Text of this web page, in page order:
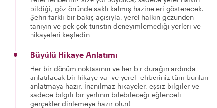
bildiği, göz önünde saklı kalmış hazineleri gösterecek.
Şehri farklı bir bakış açısıyla, yerel halkın gözünden
tanıyın ve pek çok turistin deneyimlemediği yerleri ve
hikayeleri keşfedin
Büyülü Hikaye Anlatımı
Her bir dönüm noktasının ve her bir durağın ardında
anlatılacak bir hikaye var ve yerel rehberiniz tüm bunları
anlatmaya hazır. İnanılmaz hikayeler, eşsiz bilgiler ve
sadece bilgili bir yerlinin bilebileceği eğlenceli
gerçekler dinlemeye hazır olun!